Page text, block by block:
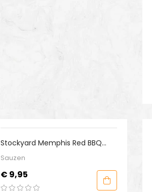
Stockyard Memphis Red BBQ
Sauce
Sauzen
Prijs
€ 9,95